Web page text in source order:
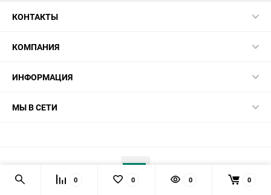
КОНТАКТЫ
КОМПАНИЯ
ИНФОРМАЦИЯ
МЫ В СЕТИ
0 0 0 0